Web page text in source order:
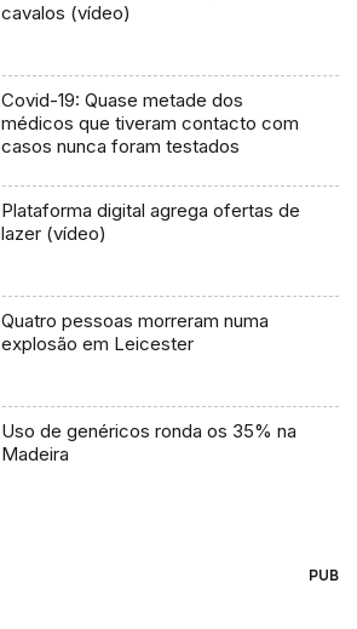
cavalos (vídeo)
Covid-19: Quase metade dos
médicos que tiveram contacto com
casos nunca foram testados
Plataforma digital agrega ofertas de
lazer (vídeo)
Quatro pessoas morreram numa
explosão em Leicester
Uso de genéricos ronda os 35% na
Madeira
PUB